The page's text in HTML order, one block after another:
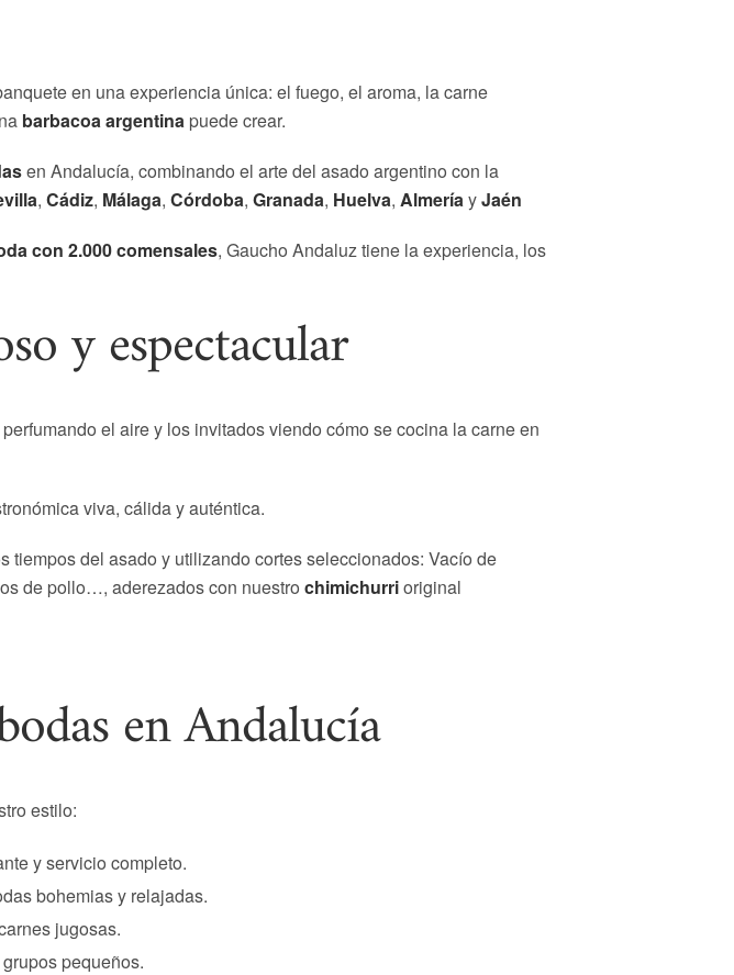
en una experiencia única: el fuego, el aroma, la carne
barbacoa argentina puede crear.
en Andalucía, combinando el arte del asado argentino con la
, Cádiz, Málaga, Córdoba, Granada, Huelva, AlmeríayJaén
con 2.000 comensales, Gaucho Andaluz tiene la experiencia, los
y espectacular
el aire y los invitados viendo cómo se cocina la carne en
viva, cálida y auténtica.
tiempos del asado y utilizando cortes seleccionados: Vacío de
de pollo…, aderezados con nuestro chimichurrioriginal
en Andalucía
estilo:
y servicio completo.
bohemias y relajadas.
jugosas.
pequeños.